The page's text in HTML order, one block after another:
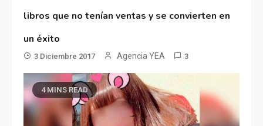
libros que no tenían ventas y se convierten en
un éxito
3 Diciembre 2017 Agencia YEA 3
4 MINS READ